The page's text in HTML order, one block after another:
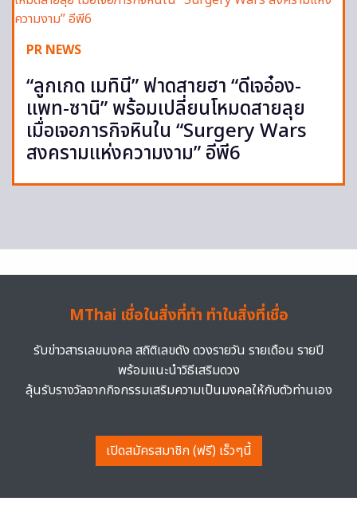
PR NEWS
“ลูกเกด เมทินี” ฟาดสายฮา “ดีเจอ๋อง-
แพท-ซานิ” พร้อมเปลี่ยนโหมดสายลุย
เมื่อเจอภารกิจหินใน “Surgery Wars
สงครามแห่งความงาม” อีพี6
MThai เชื่อในสิ่งที่ทำ ทำในสิ่งที่เชื่อ
รับข่าวสารเลขมงคล สถิติเลขดัง ดวงรายวัน รายเดือน รายปี
พร้อมแนะนำวิธีเสริมดวง
ลุ้นรับรางวัลจากกิจกรรมเสริมความเป็นมงคลให้กับตัวท่านเอง
เปิดสมัครสมาชิก (ฟรี) เร็วๆนี้